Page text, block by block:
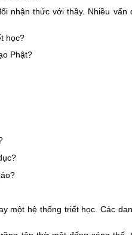
nhận thức với thầy. Nhiều vấn
học?
Phật?
một hệ thống triết học. Các